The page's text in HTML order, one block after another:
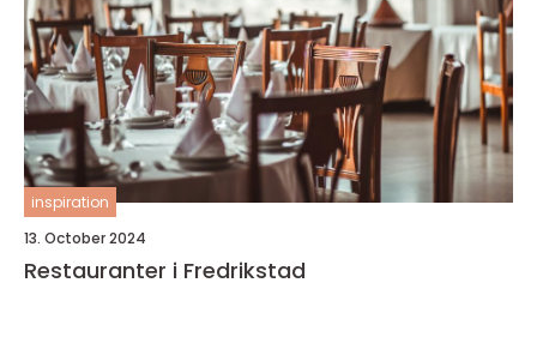
inspiration
13. October 2024
Restauranter i Fredrikstad